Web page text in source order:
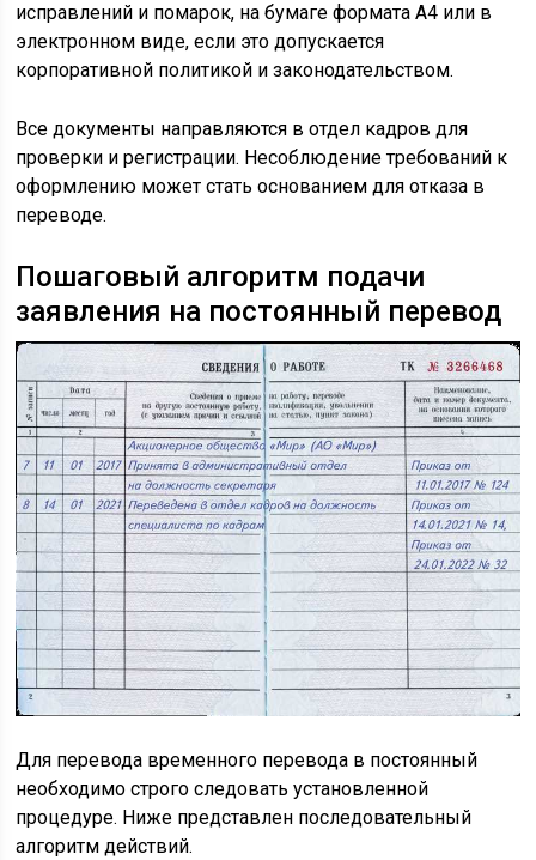
исправлений и помарок, на бумаге формата А4 или в
электронном виде, если это допускается
корпоративной политикой и законодательством.
Все документы направляются в отдел кадров для
проверки и регистрации. Несоблюдение требований к
оформлению может стать основанием для отказа в
переводе.
Пошаговый алгоритм подачи
заявления на постоянный перевод
Для перевода временного перевода в постоянный
необходимо строго следовать установленной
процедуре. Ниже представлен последовательный
алгоритм действий.